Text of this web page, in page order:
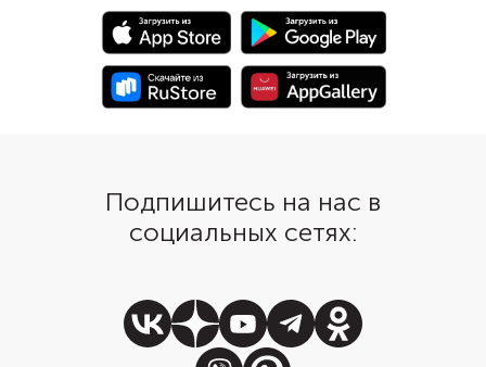
соевого соуса. Отварите яйцо
заранее, и приготовление
завтрака займет всего 15 минут.
полезно.
Подпишитесь на нас в
социальных сетях: